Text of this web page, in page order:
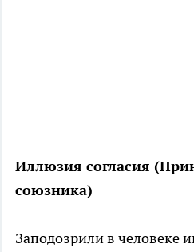
Иллюзия согласия
союзника)
Заподозрили в человеке